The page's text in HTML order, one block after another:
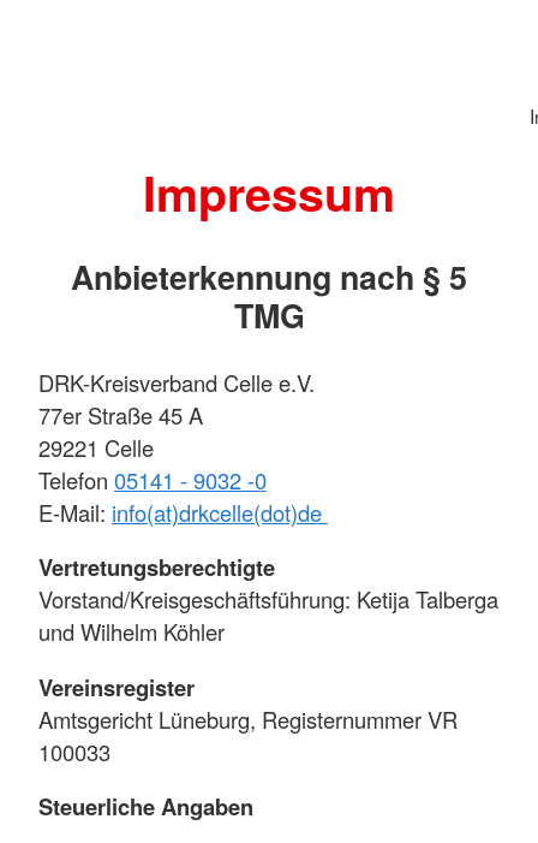
Impressum
Anbieterkennung nach § 5
TMG
DRK-Kreisverband Celle e.V.
77er Straße 45 A
29221 Celle
Telefon 05141 - 9032 -0
E-Mail: info(at)drkcelle(dot)de
Vertretungsberechtigte
Vorstand/Kreisgeschäftsführung: Ketija Talberga
und Wilhelm Köhler
Vereinsregister
Amtsgericht Lüneburg, Registernummer VR
100033
Steuerliche Angaben